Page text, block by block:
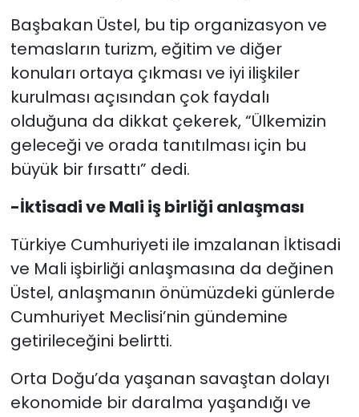
Başbakan Üstel, bu tip organizasyon ve
temasların turizm, eğitim ve diğer
konuları ortaya çıkması ve iyi ilişkiler
kurulması açısından çok faydalı
olduğuna da dikkat çekerek, “Ülkemizin
geleceği ve orada tanıtılması için bu
büyük bir fırsattı” dedi.
-İktisadi ve Mali iş birliği anlaşması
Türkiye Cumhuriyeti ile imzalanan İktisadi
ve Mali işbirliği anlaşmasına da değinen
Üstel, anlaşmanın önümüzdeki günlerde
Cumhuriyet Meclisi’nin gündemine
getirileceğini belirtti.
Orta Doğu’da yaşanan savaştan dolayı
ekonomide bir daralma yaşandığı ve